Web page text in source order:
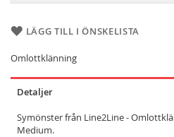
LÄGG TILL I ÖNSKELISTA
Omlottklänning
Detaljer
Symönster från Line2Line -
Medium.